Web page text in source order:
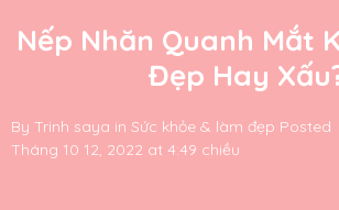
Nếp Nhăn Quanh Mắt
Đẹp Hay
By Trinh saya in Sức khỏe & làm đẹp Posted
Tháng 10 12, 2022 at 4:49 chiều